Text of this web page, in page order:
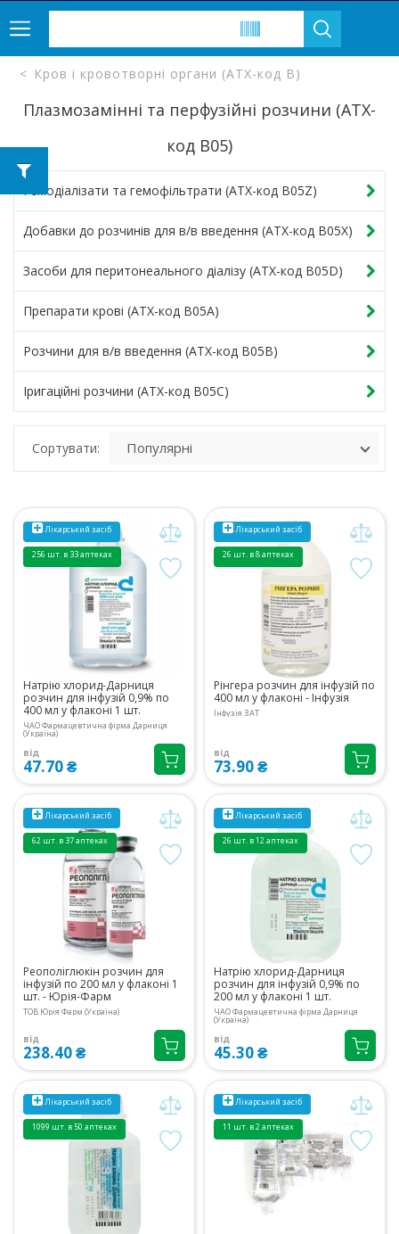
Кров і кровотворні органи (ATX-код B)
Плазмозамінні та перфузійні розчини (ATX-
код B05)
Гемодіалізати та гемофільтрати (ATX-код B05Z)
Добавки до розчинів для в/в введення (ATX-код B05X)
Засоби для перитонеального діалізу (ATX-код B05D)
Препарати крові (ATX-код B05A)
Розчини для в/в введення (ATX-код B05B)
Іригаційні розчини (ATX-код B05C)
Сортувати:
Лікарський засіб
256 шт. в 33 аптеках
Натрію хлорид-Дарниця
розчин для інфузій 0,9% по
400 мл у флаконі 1 шт.
ЧАО Фармацевтична фірма Дарниця
(Україна)
від
47.70 ₴
Лікарський засіб
26 шт. в 8 аптеках
Рінгера розчин для інфузій по
400 мл у флаконі - Інфузія
Інфузія ЗАТ
від
73.90 ₴
Лікарський засіб
62 шт. в 37 аптеках
Реополіглюкін розчин для
інфузій по 200 мл у флаконі 1
шт. - Юрія-Фарм
ТОВ Юрія Фарм (Україна)
від
238.40 ₴
Лікарський засіб
26 шт. в 12 аптеках
Натрію хлорид-Дарниця
розчин для інфузій 0,9% по
200 мл у флаконі 1 шт.
ЧАО Фармацевтична фірма Дарниця
(Україна)
від
45.30 ₴
Лікарський засіб
1099 шт. в 50 аптеках
Лікарський засіб
11 шт. в 2 аптеках